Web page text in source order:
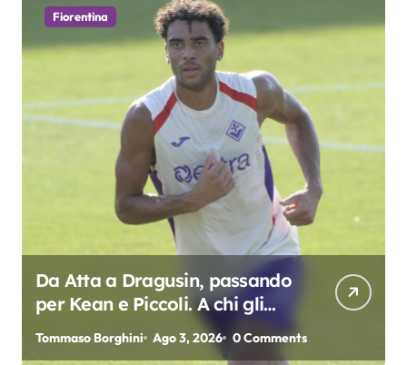
Fiorentina
Da Atta a Dragusin, passando
per Kean e Piccoli. A chi gli
oscar del precampionato?
Tommaso Borghini Ago 3, 2026 0 Comments